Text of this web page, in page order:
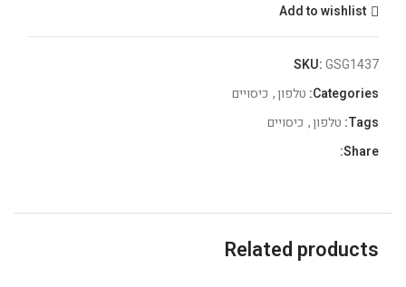
Add to wishlist
SKU:GSG1437
Categories: טלפון, כיסויים
Tags: טלפון, כיסויים
Share:
Related products